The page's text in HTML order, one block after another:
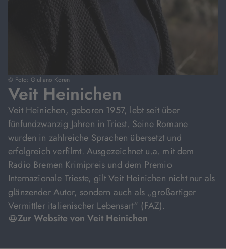
© Foto: Giuliano Koren
Veit Heinichen
Veit Heinichen, geboren 1957, lebt seit über
fünfundzwanzig Jahren in Triest. Seine Romane
wurden in zahlreiche Sprachen übersetzt und
erfolgreich verfilmt. Ausgezeichnet u.a. mit dem
Radio Bremen Krimipreis und dem Premio
Internazionale Trieste, gilt Veit Heinichen nicht nur als
glänzender Autor, sondern auch als „großartiger
Vermittler italienischer Lebensart“ (FAZ).
Zur Website von Veit Heinichen